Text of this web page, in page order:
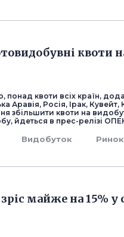
квоти
понад квоти всіх країн,
Аравія, Росія, Ірак, Кувейт,
збільшити квоти на
йдеться в прес-релізі
Видобуток Ринок
майже на 15% у